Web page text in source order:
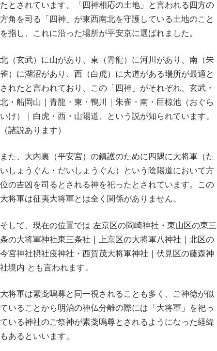
たとされています。「四神相応の土地」と言われる四方の
方角を司る「四神」が東西南北を守護している土地のこと
を指し、これに沿った場所が平安京に選ばれました。
北（玄武）に山があり、東（青龍）に河川があり、南（朱
雀）に湖沼があり、西（白虎）に大道がある場所が最適と
されたと言われており、この「四神」がそれぞれ、玄武・
北・船岡山｜青龍・東・鴨川｜朱雀・南・巨椋池（おぐら
いけ）｜白虎・西・山陽道、という説が知られています。
（諸説あります）
また、大内裏（平安宮）の鎮護のために四隅に大将軍（た
いしょうぐん・だいしょうぐん）という陰陽道において方
位の吉凶を司るとされる神を祀ったとされています。この
大将軍は征夷大将軍とは全く関係がありません。
そして、現在の位置では 左京区の岡崎神社・東山区の東三
条の大将軍神社東三条社｜上京区の大将軍八神社｜北区の
今宮神社摂社疫神社・西賀茂大将軍神社｜伏見区の藤森神
社境内 とも言われます。
大将軍は素戔嗚尊と同一視されることも多く、ご神徳が似
ていることから明治の神仏分離の際には「大将軍」を祀っ
ている神社のご祭神が素戔嗚尊とされるようになった経緯
もあるといいます。